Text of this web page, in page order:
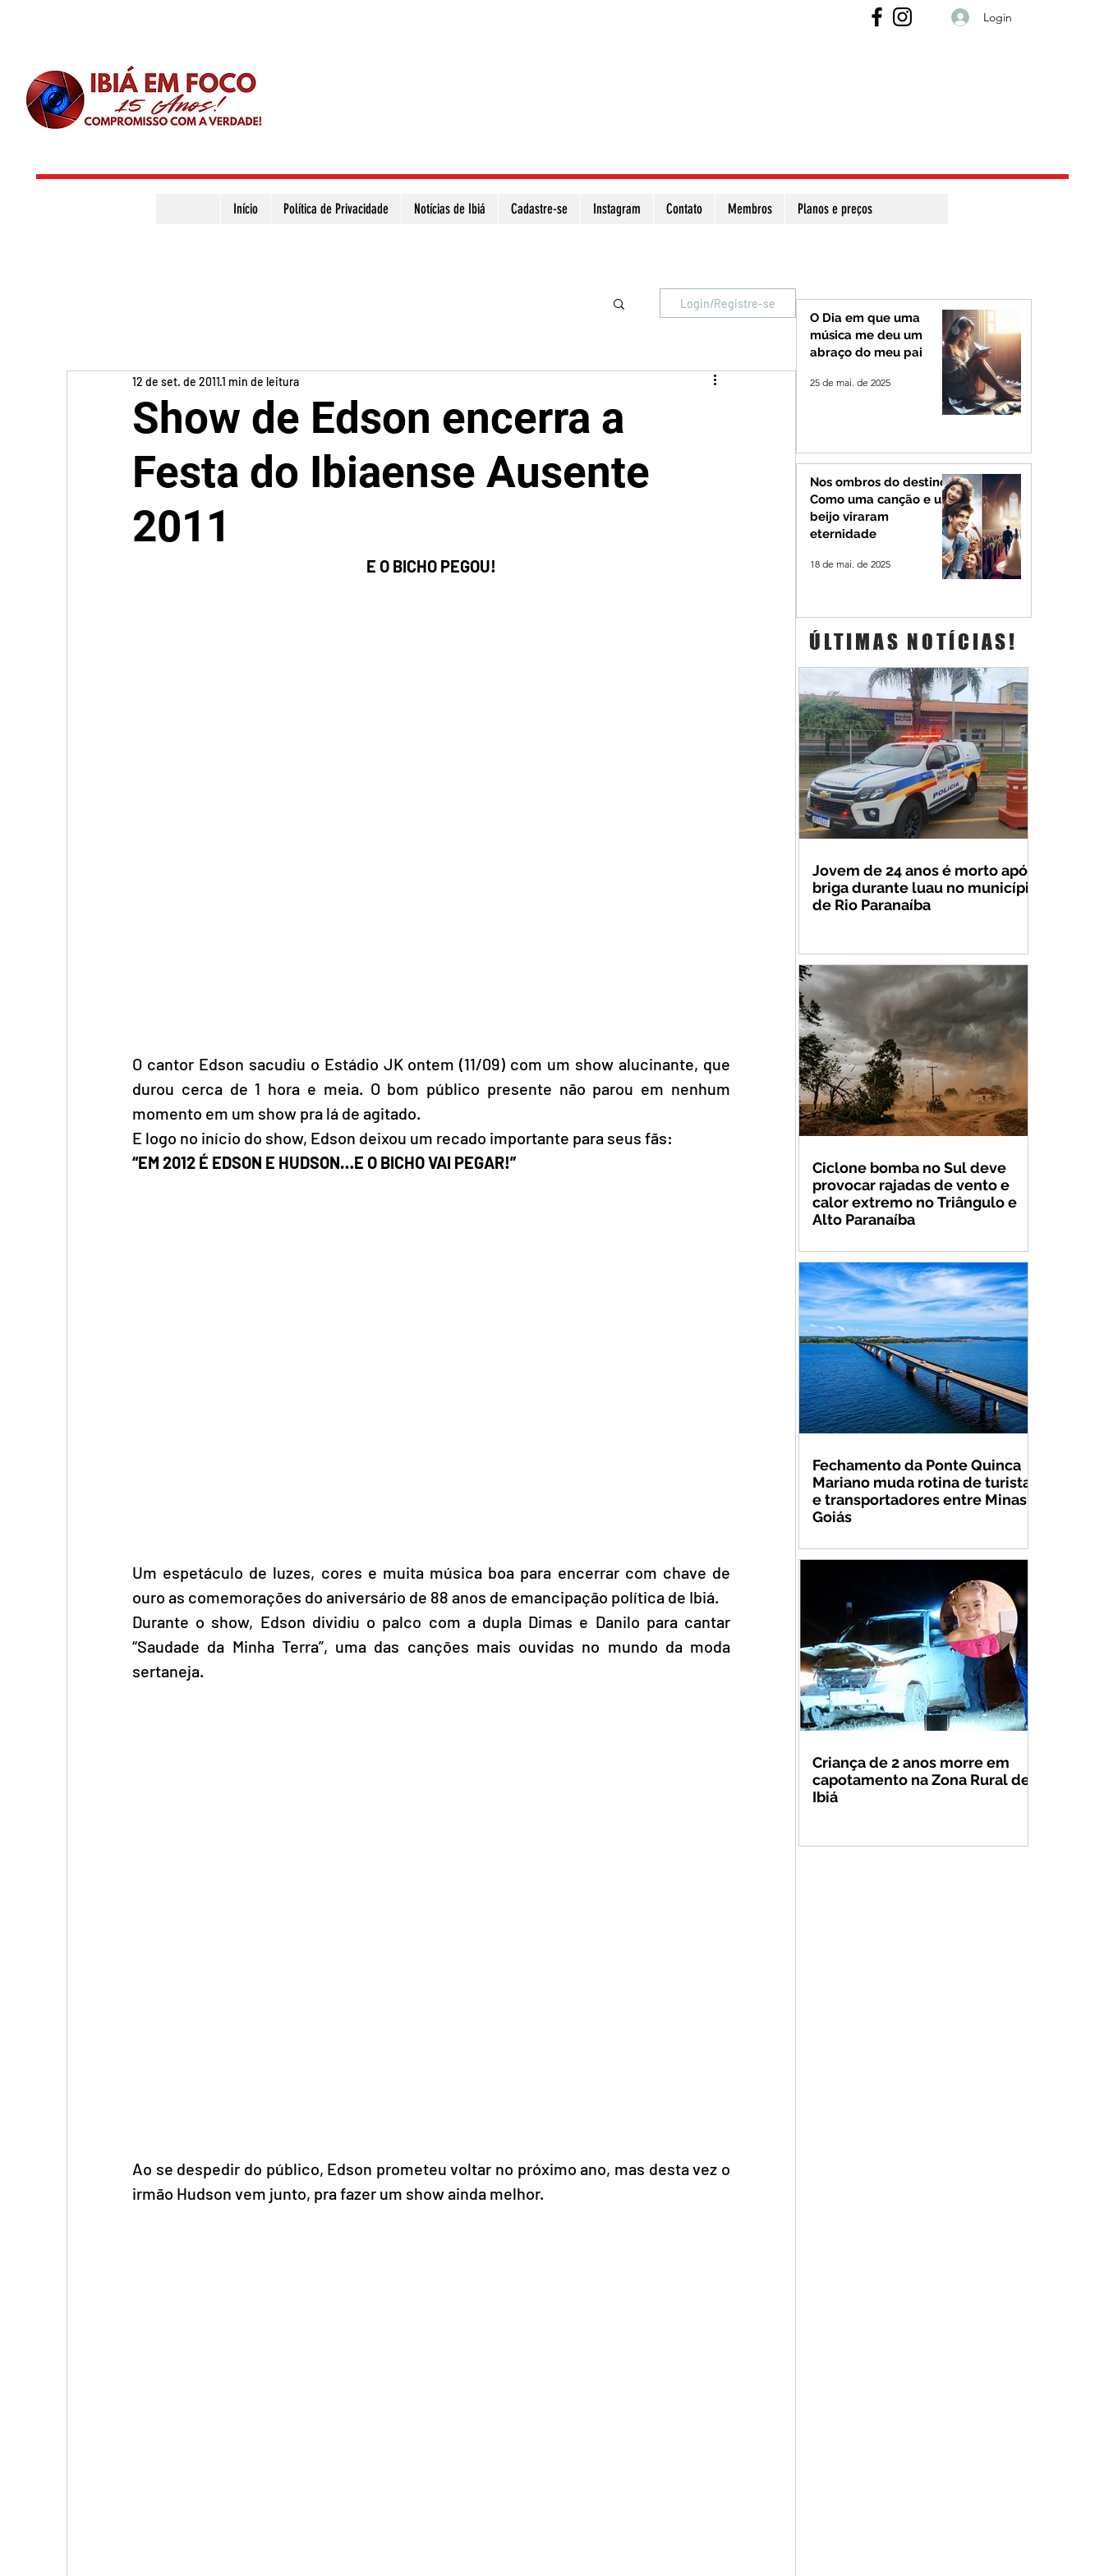
Login
Início Política de Privacidade Notícias de Ibiá Cadastre-se Instagram Contato Membros Planos e preços
Login/Registre-se
Show de Edson encerra a
Festa do Ibiaense Ausente
2011
12 de set. de 20111 min de leitura
E O BICHO PEGOU!
O cantor Edson sacudiu o Estádio JK ontem (11/09) com um show alucinante, que
durou cerca de 1 hora e meia. O bom público presente não parou em nenhum
momento em um show pra lá de agitado.
E logo no início do show, Edson deixou um recado importante para seus fãs:
“EM 2012 É EDSON E HUDSON…E O BICHO VAI PEGAR!”
Um espetáculo de luzes, cores e muita música boa para encerrar com chave de
ouro as comemorações do aniversário de 88 anos de emancipação política de Ibiá.
Durante o show, Edson dividiu o palco com a dupla Dimas e Danilo para cantar
“Saudade da Minha Terra”, uma das canções mais ouvidas no mundo da moda
sertaneja.
Ao se despedir do público, Edson prometeu voltar no próximo ano, mas desta vez o
irmão Hudson vem junto, pra fazer um show ainda melhor.
O Dia em que uma
música me deu um
abraço do meu pai
25 de mai. de 2025
Nos ombros do destino:
Como uma canção e um
beijo viraram
eternidade
18 de mai. de 2025
ÚLTIMAS NOTÍCIAS!
Jovem de 24 anos é morto após
briga durante luau no município
de Rio Paranaíba
Ciclone bomba no Sul deve
provocar rajadas de vento e
calor extremo no Triângulo e
Alto Paranaíba
Fechamento da Ponte Quinca
Mariano muda rotina de turistas
e transportadores entre Minas e
Goiás
Criança de 2 anos morre em
capotamento na Zona Rural de
Ibiá